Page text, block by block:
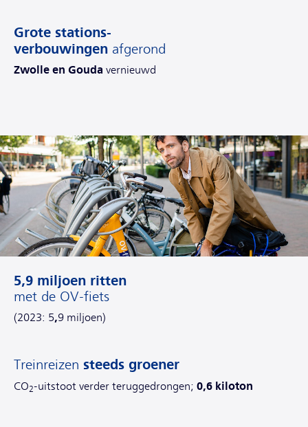
Grote stations-
verbouwingen afgerond
Zwolle en Gouda vernieuwd
5,9 miljoen ritten
met de OV-fiets
(2023: 5,9 miljoen)
Treinreizen steeds groener
CO2-uitstoot verder teruggedrongen; 0,6 kiloton